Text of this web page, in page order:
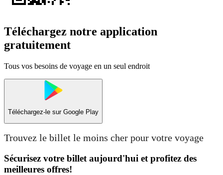
Téléchargez notre application
gratuitement
Tous vos besoins de voyage en un seul endroit
Téléchargez-le sur Google Play
Trouvez le billet le moins cher pour votre voyage
Sécurisez votre billet aujourd'hui et profitez des
meilleures offres!